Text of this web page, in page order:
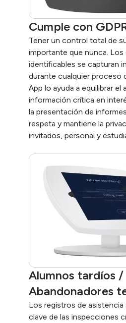
Cumple con
Tener un control total de
importante que nunca.
identificables se capturan
durante cualquier proceso
App lo ayuda a equilibrar el
información crítica en
la presentación de
respeta y mantiene la
invitados, personal y
Alumnos tardíos /
Abandonadores
Los registros de asistencia
clave de las inspecciones